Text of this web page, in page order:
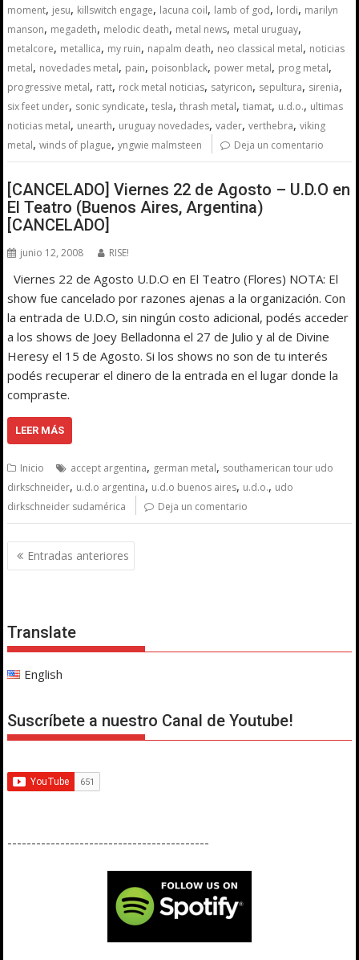
moment, jesu, killswitch engage, lacuna coil, lamb of god, lordi, marilyn
manson, megadeth, melodic death, metal news, metal uruguay,
metalcore, metallica, my ruin, napalm death, neo classical metal, noticias
metal, novedades metal, pain, poisonblack, power metal, prog metal,
progressive metal, ratt, rock metal noticias, satyricon, sepultura, sirenia,
six feet under, sonic syndicate,tesla,thrash metal,tiamat, u.d.o., ultimas
noticias metal, unearth, uruguay novedades,vader,verthebra,viking
metal,winds of plague,yngwie malmsteen Deja un comentario
[CANCELADO] Viernes 22 de Agosto – U.D.O en
El Teatro (Buenos Aires, Argentina)
[CANCELADO]
junio 12, 2008 RISE!
Viernes 22 de Agosto U.D.O en El Teatro (Flores) NOTA: El
show fue cancelado por razones ajenas a la organización. Con
la entrada de U.D.O, sin ningún costo adicional, podés acceder
a los shows de Joey Belladonna el 27 de Julio y al de Divine
Heresy el 15 de Agosto. Si los shows no son de tu interés
podés recuperar el dinero de la entrada en el lugar donde la
compraste.
LEER MÁS
Inicio accept argentina, german metal, southamerican tour udo
dirkschneider, u.d.o argentina, u.d.o buenos aires, u.d.o., udo
dirkschneider sudamérica
Deja un comentario
Navegación
de
Entradas anteriores
Translate
English
Suscríbete a nuestro Canal de Youtube!
------------------------------------------